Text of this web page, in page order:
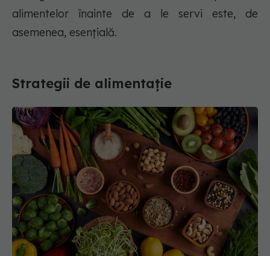
alimentelor înainte de a le servi este, de
asemenea, esențială.
Strategii de alimentație